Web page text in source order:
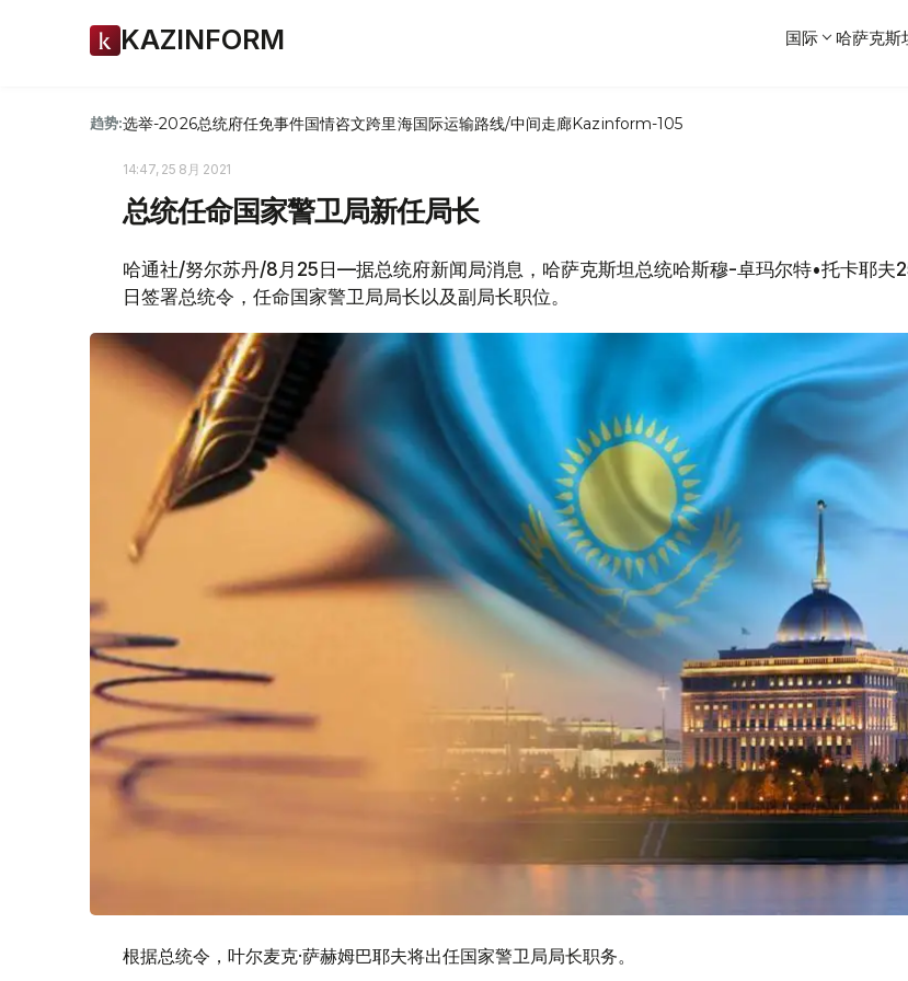
KAZINFORM 国际 哈萨克斯
趋势:选举-2026总统府任免事件国情咨文跨里海国际运输路线/中间走廊Kazinform-105
14:47, 25 8月 2021
总统任命国家警卫局新任局长
哈通社/努尔苏丹/8月25日—据总统府新闻局消息，哈萨克斯坦总统哈斯穆-卓玛尔特•托卡耶夫
日签署总统令，任命国家警卫局局长以及副局长职位。
根据总统令，叶尔麦克·萨赫姆巴耶夫将出任国家警卫局局长职务。